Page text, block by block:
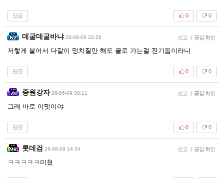
답글 0
0
데굴데굴바냐 26-06-08 22:26 신고 | 공감 확인
저렇게 붙어서 다같이 망치질만 해도 골로 가는걸 전기톱이라니
답글 0
0
중원강자 26-06-09 08:11 신고 | 공감 확인
그래 바로 이맛이야
답글 0
0
롯데검 26-06-09 14:34 신고 | 공감 확인
ㅋㅋㅋㅋㅋ미쳤